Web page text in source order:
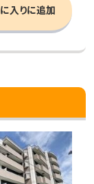
入りに追加